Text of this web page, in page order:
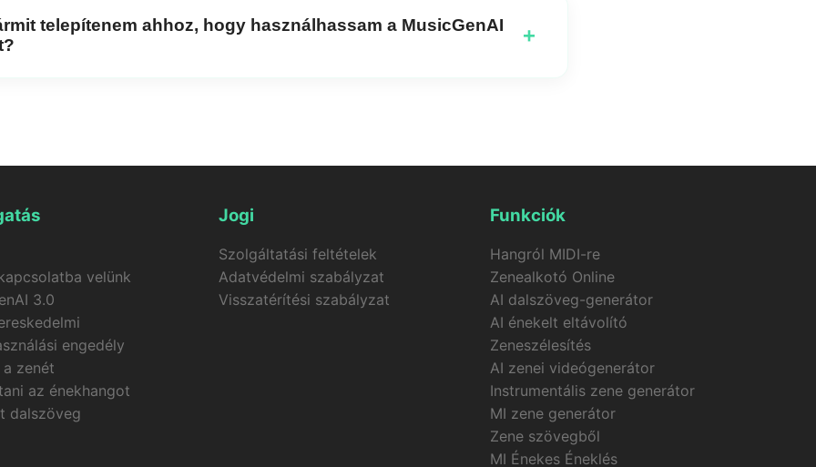
telepítenem ahhoz, hogy használhassam a MusicGenAI
+
velünk
3.0
engedély
zenét
az énekhangot
dalszöveg
Jogi
Szolgáltatási feltételek
Adatvédelmi szabályzat
Visszatérítési szabályzat
Funkciók
Hangról MIDI-re
Zenealkotó Online
AI dalszöveg-generátor
AI énekelt eltávolító
Zeneszélesítés
AI zenei videógenerátor
Instrumentális zene generátor
MI zene generátor
Zene szövegből
MI Énekes Éneklés